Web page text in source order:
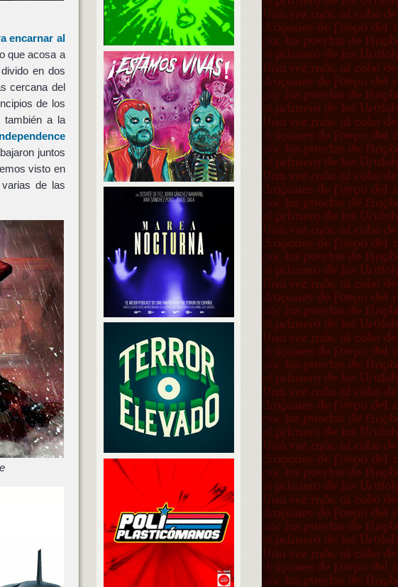
encarnar al
que acosa a
en dos
cercana del
de los
también a la
juntos
visto en
de las